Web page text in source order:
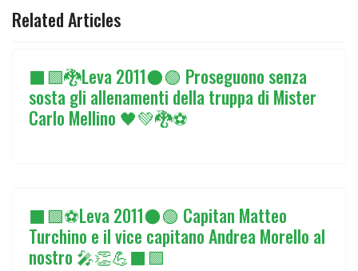
Related Articles
⬛🟩🐉Leva 2011⚫🟢 Proseguono senza
sosta gli allenamenti della truppa di Mister
Carlo Mellino 🖤💚🐉⚽
⬛🟩⚽Leva 2011⚫🟢 Capitan Matteo
Turchino e il vice capitano Andrea Morello al
nostro 🎤👏💪⬛🟩